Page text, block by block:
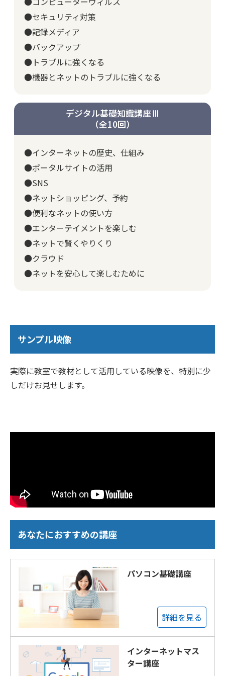
●セキュリティ対策
●記録メディア
●バックアップ
●トラブルに強くなる
●機器とネットのトラブルに強くなる
デジタル基礎知識講座Ⅲ
（全10回）
●インターネットの歴史、仕組み
●ポータルサイトの活用
●SNS
●ネットショッピング、予約
●便利なネットの使い方
●エンターテイメントを楽しむ
●ネットで賢くやりくり
●クラウド
●ネットを安心して楽しむために
サンプル映像
実際に教室で教材として活用している映像を、特別に少
しだけお見せします。
あなたにおすすめの講座
パソコン基礎講座
詳細を見る
インターネットマス
ター講座